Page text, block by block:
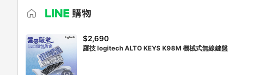
$2,690
羅技 logitech ALTO KEYS K98M 機械式無線鍵盤